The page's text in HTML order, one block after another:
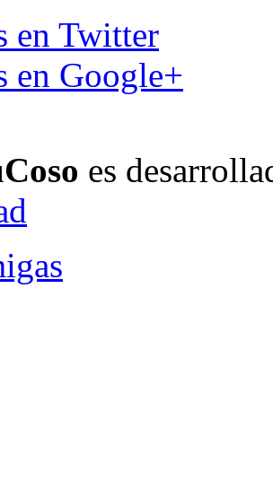
en Twitter
en Google+
es